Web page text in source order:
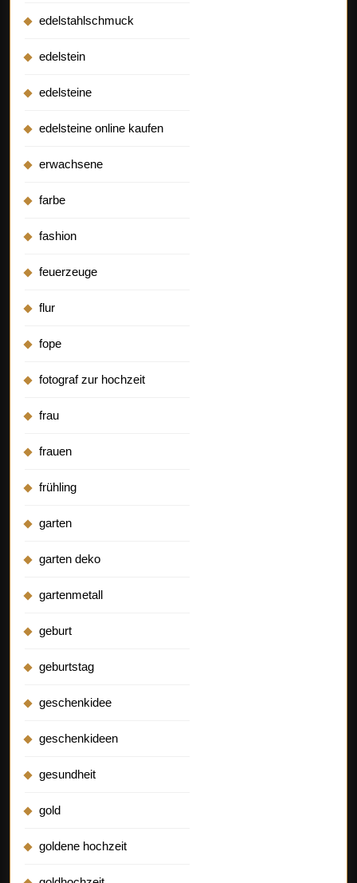
edelstahlschmuck
edelstein
edelsteine
edelsteine online kaufen
erwachsene
farbe
fashion
feuerzeuge
flur
fope
fotograf zur hochzeit
frau
frauen
frühling
garten
garten deko
gartenmetall
geburt
geburtstag
geschenkidee
geschenkideen
gesundheit
gold
goldene hochzeit